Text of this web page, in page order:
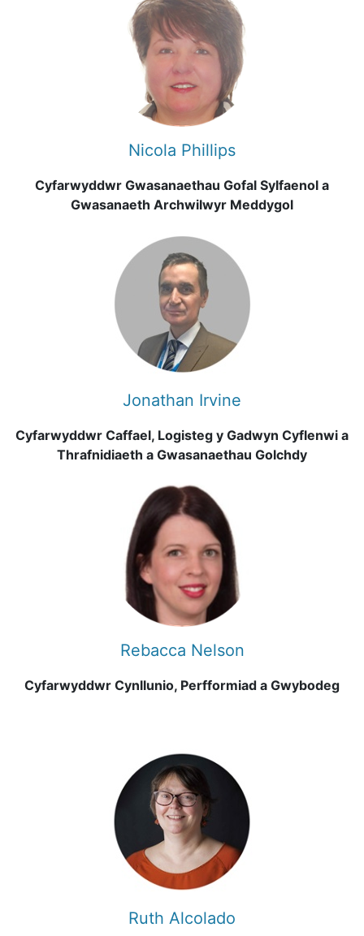
Nicola Phillips
Cyfarwyddwr Gwasanaethau Gofal Sylfaenol a
Gwasanaeth Archwilwyr Meddygol
Jonathan Irvine
Cyfarwyddwr Caffael, Logisteg y Gadwyn Cyflenwi a
Thrafnidiaeth a Gwasanaethau Golchdy
Rebacca Nelson
Cyfarwyddwr Cynllunio, Perfformiad a Gwybodeg
Ruth Alcolado